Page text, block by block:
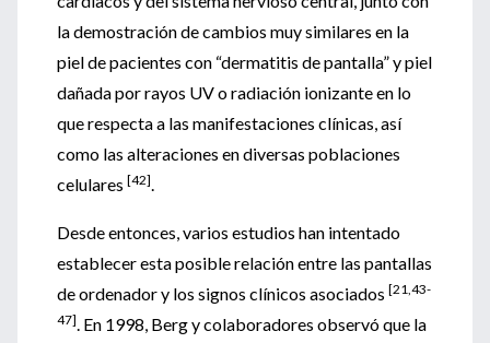
la demostración de cambios muy similares en la
piel de pacientes con “dermatitis de pantalla” y piel
dañada por rayos UV o radiación ionizante en lo
que respecta a las manifestaciones clínicas, así
como las alteraciones en diversas poblaciones
celulares [42].
Desde entonces, varios estudios han intentado
establecer esta posible relación entre las pantallas
de ordenador y los signos clínicos asociados [21,43-
47]. En 1998, Berg y colaboradores observó que la